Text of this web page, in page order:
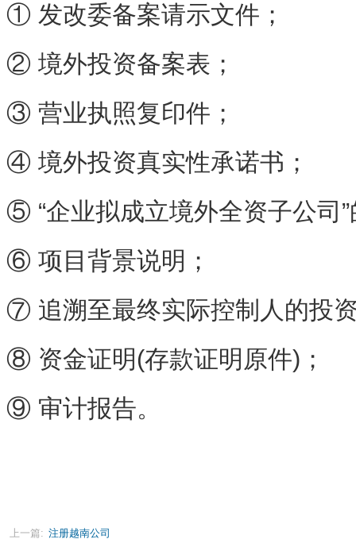
① 发改委备案请示文件；
② 境外投资备案表；
③ 营业执照复印件；
④ 境外投资真实性承诺书；
⑤ “企业拟成立境外全资子公司
⑥ 项目背景说明；
⑦ 追溯至最终实际控制人的投
⑧ 资金证明(存款证明原件)；
⑨ 审计报告。
上一篇: 注册越南公司